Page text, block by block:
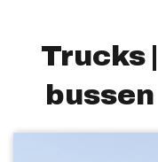
Trucks |
bussen